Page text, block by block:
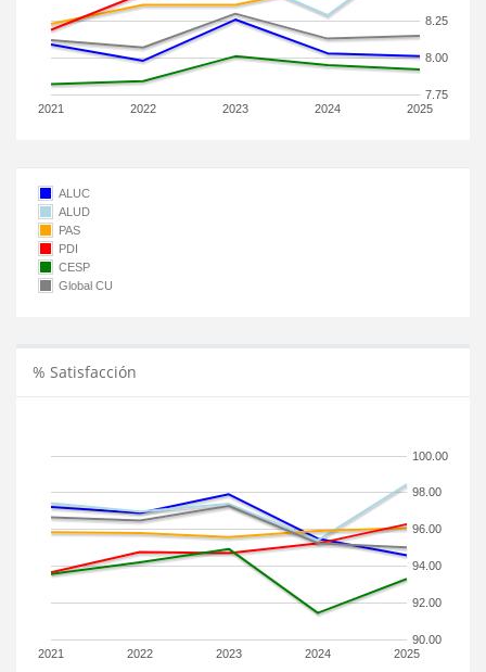
2021 2022 2023 2024 2025
7.75
8.00
8.25
ALUC
ALUD
PAS
PDI
CESP
Global CU
% Satisfacción
2021 2022 2023 2024 2025
90.00
92.00
94.00
96.00
98.00
100.00